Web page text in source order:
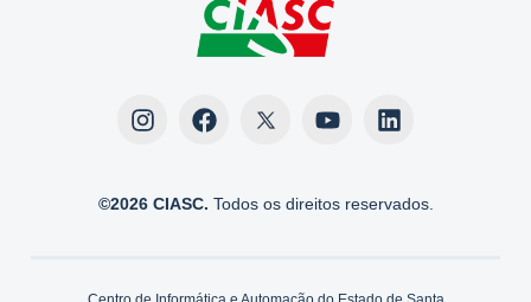
©2026 CIASC. Todos os direitos reservados.